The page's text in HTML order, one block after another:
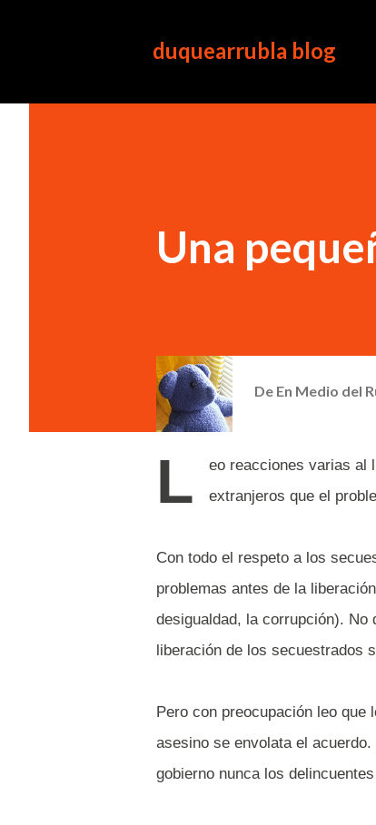
duquearrubla blog
Una
De En Medio del
L
eo reacciones varias al
extranjeros que el
Con todo el respeto a los
problemas antes de la
desigualdad, la corrupción).
liberación de los secuestrados
Pero con preocupación leo que
asesino se envolata el
gobierno nunca los